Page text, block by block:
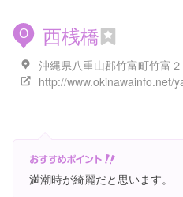
O 西桟橋
沖縄県八重山郡竹富町竹富２
満潮時が綺麗だと思います。